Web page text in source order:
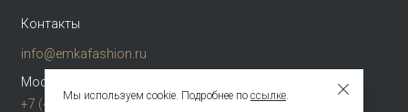
Контакты
info@emkafashion.ru
Москва и область
+7 (495) 787-24-90
Мы используем cookie. Подробнее по ссылке